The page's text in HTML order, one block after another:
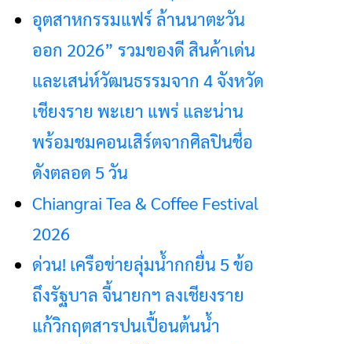
อุตสาหกรรมแฟร์ ล้านนาตะวัน
ออก 2026” รวมของดี สินค้าเด่น
และเสน่ห์วัฒนธรรมจาก 4 จังหวัด
เชียงราย พะเยา แพร่ และน่าน
พร้อมชมคอนเสิร์ตจากศิลปินชื่อ
ดังตลอด 5 วัน
Chiangrai Tea & Coffee Festival
2026
ด่วน! เครือข่ายลุ่มน้ำกกยื่น 5 ข้อ
ถึงรัฐบาล จี้นายกฯ ลงเชียงราย
แก้วิกฤตสารปนเปื้อนต้นน้ำ